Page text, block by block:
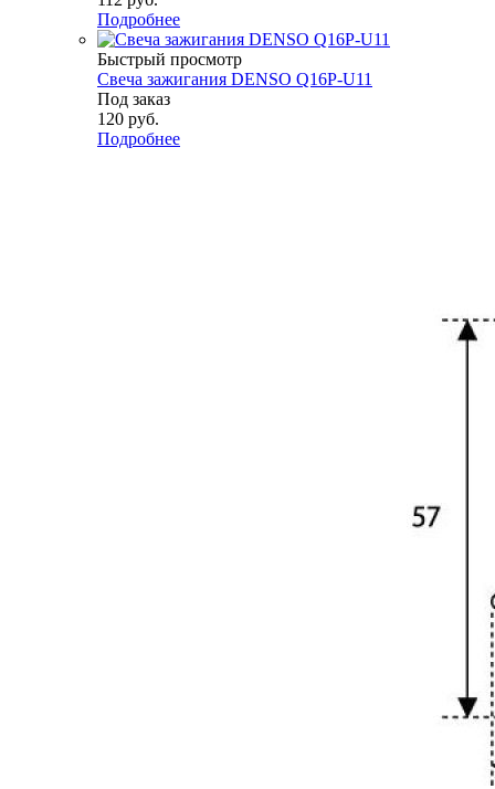
Подробнее
Быстрый просмотр
Свеча зажигания DENSO Q16P-U11
Под заказ
120 руб.
Подробнее